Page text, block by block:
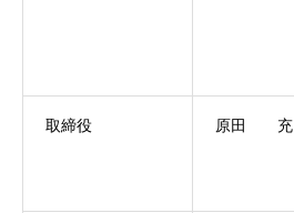
取締役 原田 充